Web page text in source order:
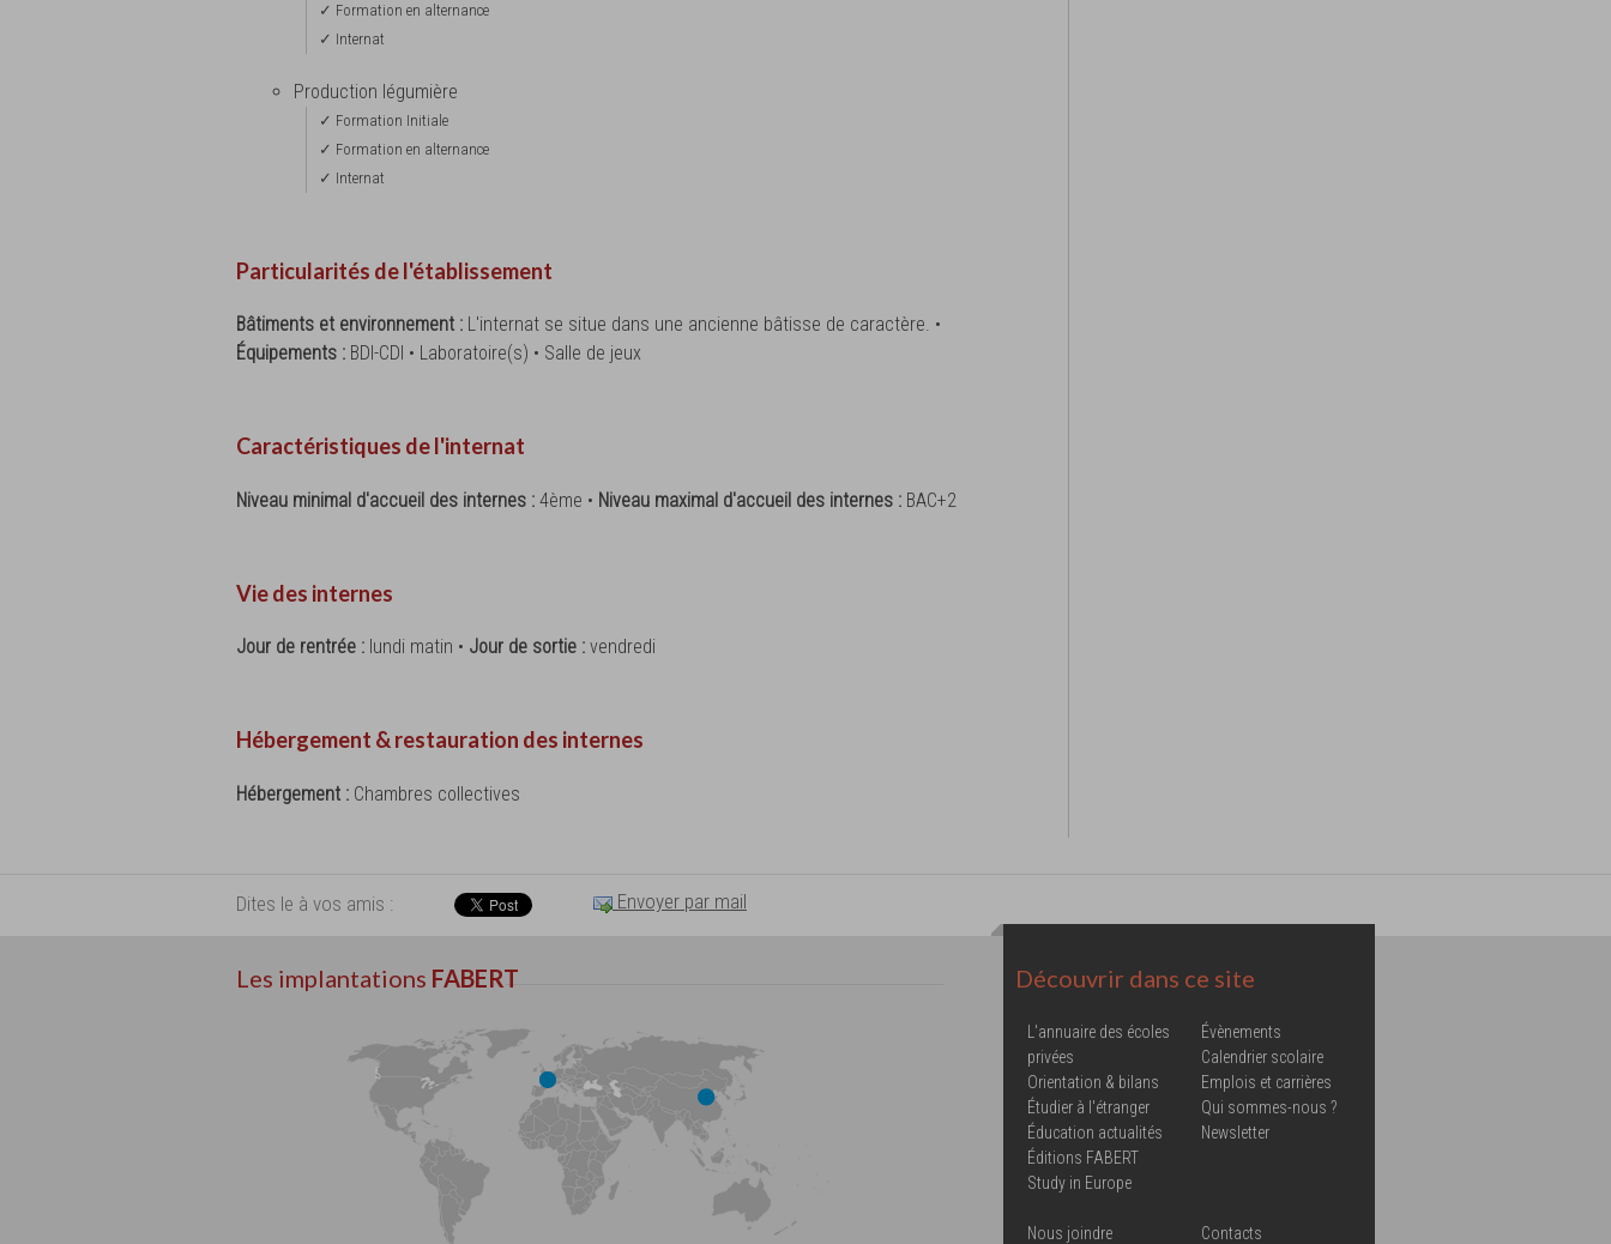
✓ Formation en alternance
✓ Internat
Production légumière
✓ Formation Initiale
✓ Formation en alternance
✓ Internat
Particularités de l'établissement
Bâtiments et environnement : L'internat se situe dans une ancienne bâtisse de caractère. •
Équipements : BDI-CDI • Laboratoire(s) • Salle de jeux
Caractéristiques de l'internat
Niveau minimal d'accueil des internes : 4ème • Niveau maximal d'accueil des internes : BAC+2
Vie des internes
Jour de rentrée : lundi matin • Jour de sortie : vendredi
Hébergement & restauration des internes
Hébergement : Chambres collectives
Dites le à vos amis : Envoyer par mail
Les implantations FABERT Découvrir dans ce site
L'annuaire des écoles
privées
Orientation & bilans
Étudier à l'étranger
Éducation actualités
Éditions FABERT
Study in Europe
Évènements
Calendrier scolaire
Emplois et carrières
Qui sommes-nous ?
Newsletter
Nous joindre Contacts